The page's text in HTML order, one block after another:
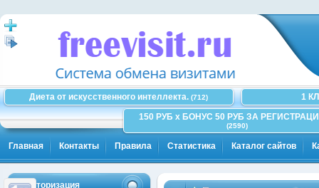
Диета от искусственного интеллекта. (712)
1
150 РУБ x БОНУС 50 РУБ ЗА
(2590)
Главная Контакты Правила Статистика Каталог сайтов
Авторизация